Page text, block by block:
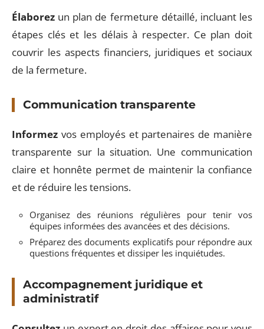
Élaborez un plan de fermeture détaillé, incluant les
étapes clés et les délais à respecter. Ce plan doit
couvrir les aspects financiers, juridiques et sociaux
de la fermeture.
Communication transparente
Informez vos employés et partenaires de manière
transparente sur la situation. Une communication
claire et honnête permet de maintenir la confiance
et de réduire les tensions.
Organisez des réunions régulières pour tenir vos
équipes informées des avancées et des décisions.
Préparez des documents explicatifs pour répondre aux
questions fréquentes et dissiper les inquiétudes.
Accompagnement juridique et
administratif